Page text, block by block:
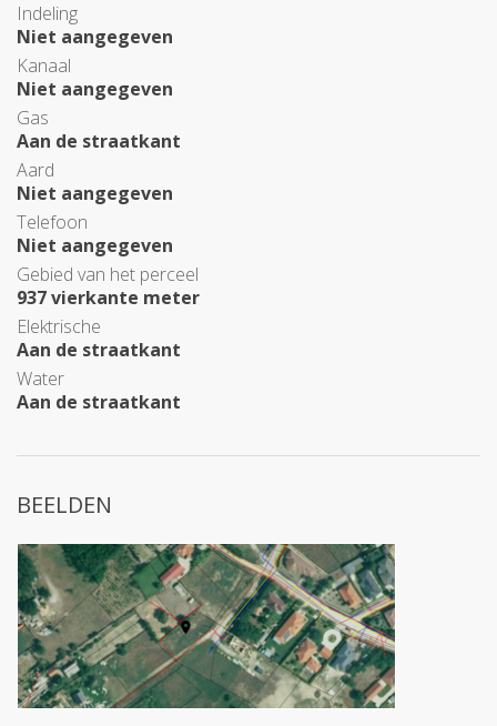
Indeling
Niet aangegeven
Kanaal
Niet aangegeven
Gas
Aan de straatkant
Aard
Niet aangegeven
Telefoon
Niet aangegeven
Gebied van het perceel
937 vierkante meter
Elektrische
Aan de straatkant
Water
Aan de straatkant
BEELDEN